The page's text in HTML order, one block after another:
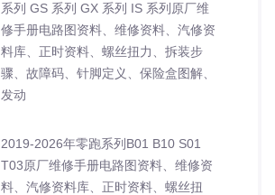
系列 GS 系列 GX 系列 IS 系列原厂维
修手册电路图资料、维修资料、汽修资
料库、正时资料、螺丝扭力、拆装步
骤、故障码、针脚定义、保险盒图解、
发动
2019-2026年零跑系列B01 B10 S01
T03原厂维修手册电路图资料、维修资
料、汽修资料库、正时资料、螺丝扭